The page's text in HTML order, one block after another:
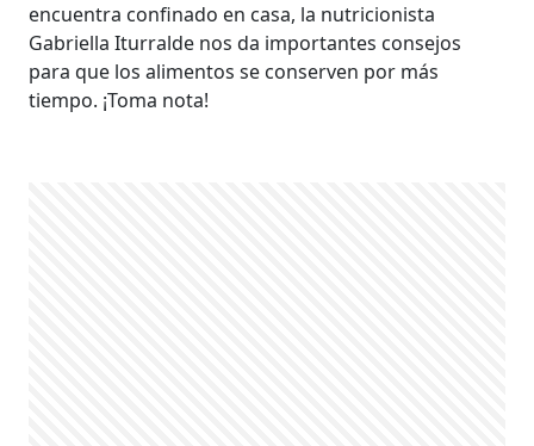
encuentra confinado en casa, la nutricionista
Gabriella Iturralde nos da importantes consejos
para que los alimentos se conserven por más
tiempo. ¡Toma nota!